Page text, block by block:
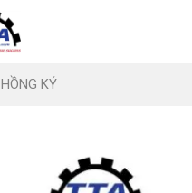
HỒNG KÝ